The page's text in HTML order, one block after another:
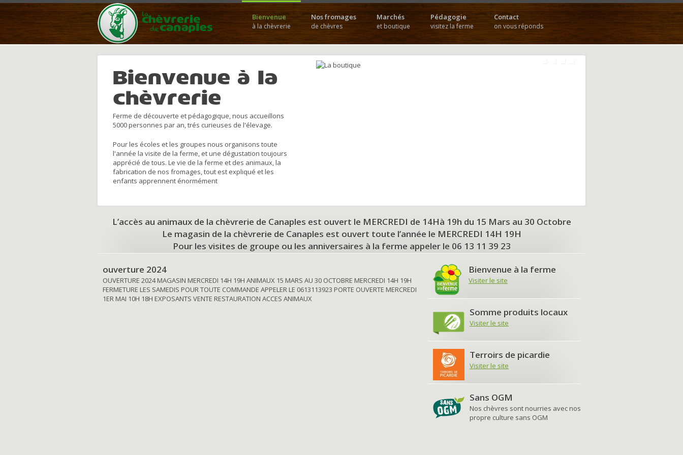
Bienvenue
à la chèvrerie
Nos fromages
de chèvres
Marchés
et boutique
Pédagogie
visitez la ferme
Contact
on vous réponds
Bienvenue à la
chèvrerie
Ferme de découverte et pédagogique, nous accueillons
5000 personnes par an, trés curieuses de l'élevage.
Pour les écoles et les groupes nous organisons toute
l'année la visite de la ferme, et une dégustation toujours
apprécié de tous. Le vie de la ferme et des animaux, la
fabrication de nos fromages, tout est expliqué et les
enfants apprennent énormément
L’accès au animaux de la chèvrerie de Canaples est ouvert le MERCREDI de 14Hà 19h du 15 Mars au 30 Octobre
Le magasin de la chèvrerie de Canaples est ouvert toute l’année le MERCREDI 14H 19H
Pour les visites de groupe ou les anniversaires à la ferme appeler le 06 13 11 39 23
ouverture 2024
OUVERTURE 2024 MAGASIN MERCREDI 14H 19H ANIMAUX 15 MARS AU 30 OCTOBRE MERCREDI 14H 19H
FERMETURE LES SAMEDIS POUR TOUTE COMMANDE APPELER LE 0613113923 PORTE OUVERTE MERCREDI
1ER MAI 10H 18H EXPOSANTS VENTE RESTAURATION ACCES ANIMAUX
Bienvenue à la ferme
Visiter le site
Somme produits locaux
Visiter le site
Terroirs de picardie
Visiter le site
Sans OGM
Nos chèvres sont nourries avec nos
propre culture sans OGM